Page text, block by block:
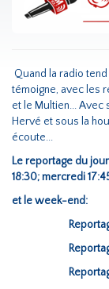
Quand la radio
témoigne, avec les
et le Multien...
Hervé et sous la
écoute...
Le reportage du
18:30; mercredi
et le week-end: